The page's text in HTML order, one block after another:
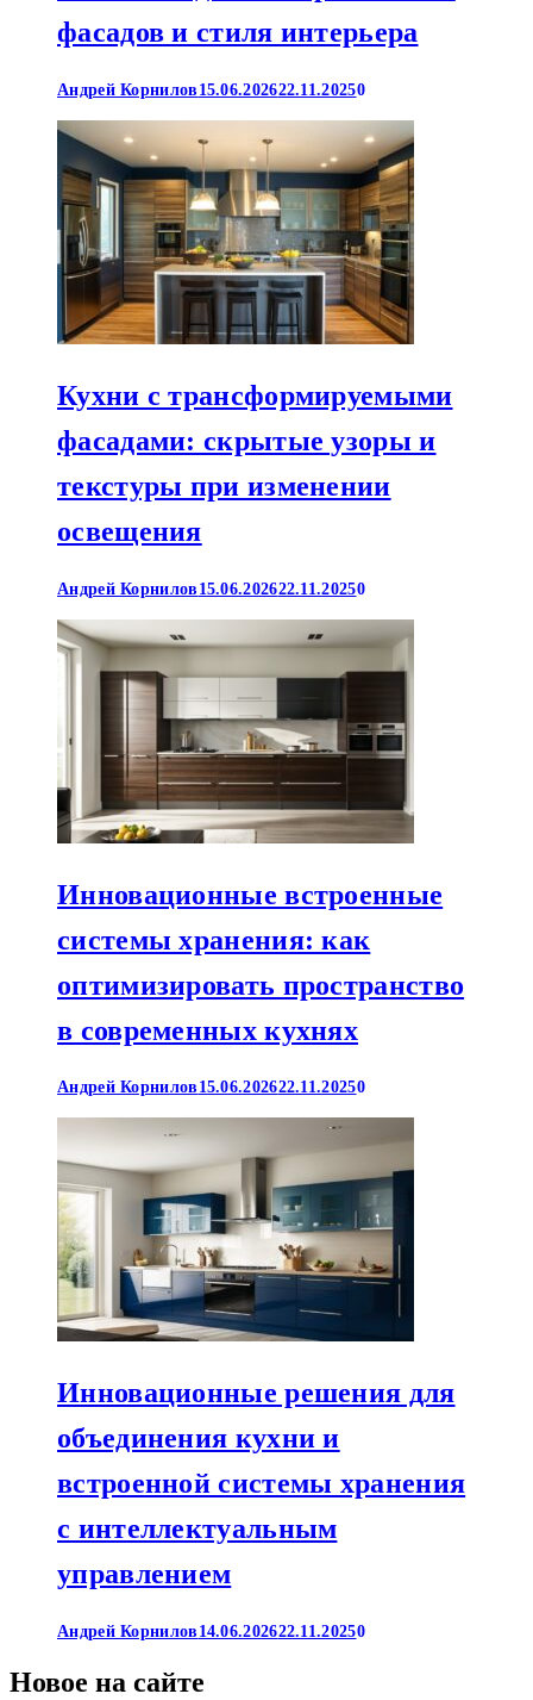
фасадов и стиля интерьера
Андрей Корнилов 15.06.202622.11.20250
Кухни с трансформируемыми
фасадами: скрытые узоры и
текстуры при изменении
освещения
Андрей Корнилов 15.06.202622.11.20250
Инновационные встроенные
системы хранения: как
оптимизировать пространство
в современных кухнях
Андрей Корнилов 15.06.202622.11.20250
Инновационные решения для
объединения кухни и
встроенной системы хранения
с интеллектуальным
управлением
Андрей Корнилов 14.06.202622.11.20250
Новое на сайте